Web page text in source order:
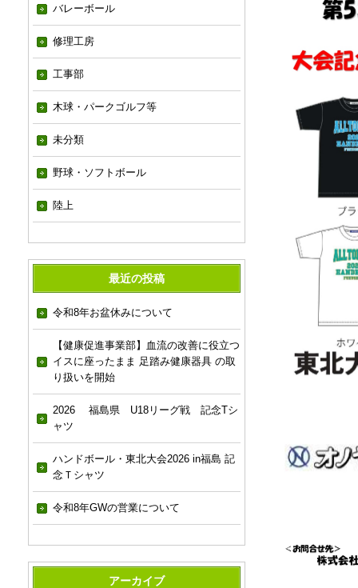
バレーボール
修理工房
工事部
木球・パークゴルフ等
未分類
野球・ソフトボール
陸上
最近の投稿
令和8年お盆休みについて
【健康促進事業部】血流の改善に役立つ
イスに座ったまま 足踏み健康器具 の取
り扱いを開始
2026 福島県 U18リーグ戦 記念Tシ
ャツ
ハンドボール・東北大会2026 in福島 記
念Ｔシャツ
令和8年GWの営業について
アーカイブ